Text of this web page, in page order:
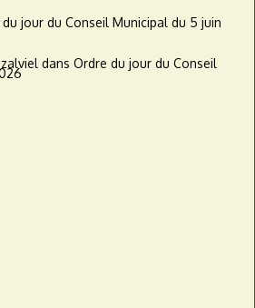
jour du Conseil Municipal du 5 juin
dans Ordre du jour du Conseil